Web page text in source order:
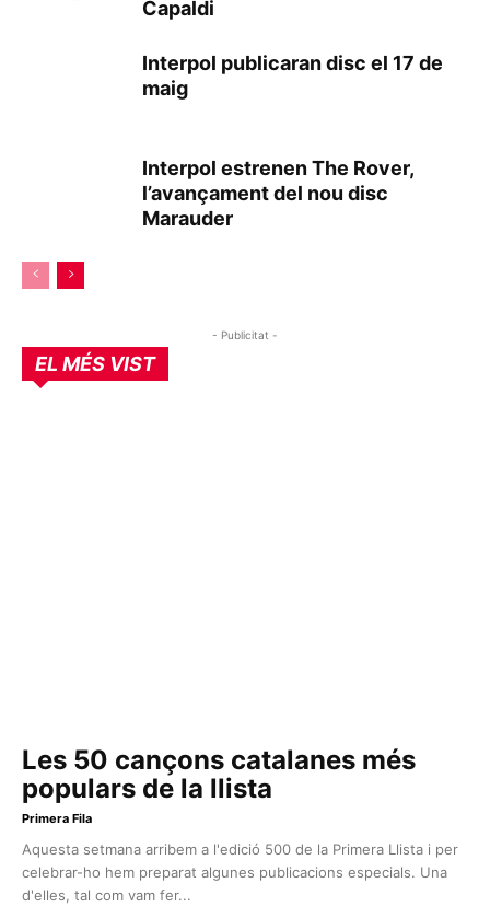
Capaldi
Interpol publicaran disc el 17 de
maig
Interpol estrenen The Rover,
l’avançament del nou disc
Marauder
- Publicitat -
EL MÉS VIST
Les 50 cançons catalanes més
populars de la llista
Primera Fila
Aquesta setmana arribem a l'edició 500 de la Primera Llista i per
celebrar-ho hem preparat algunes publicacions especials. Una
d'elles, tal com vam fer...